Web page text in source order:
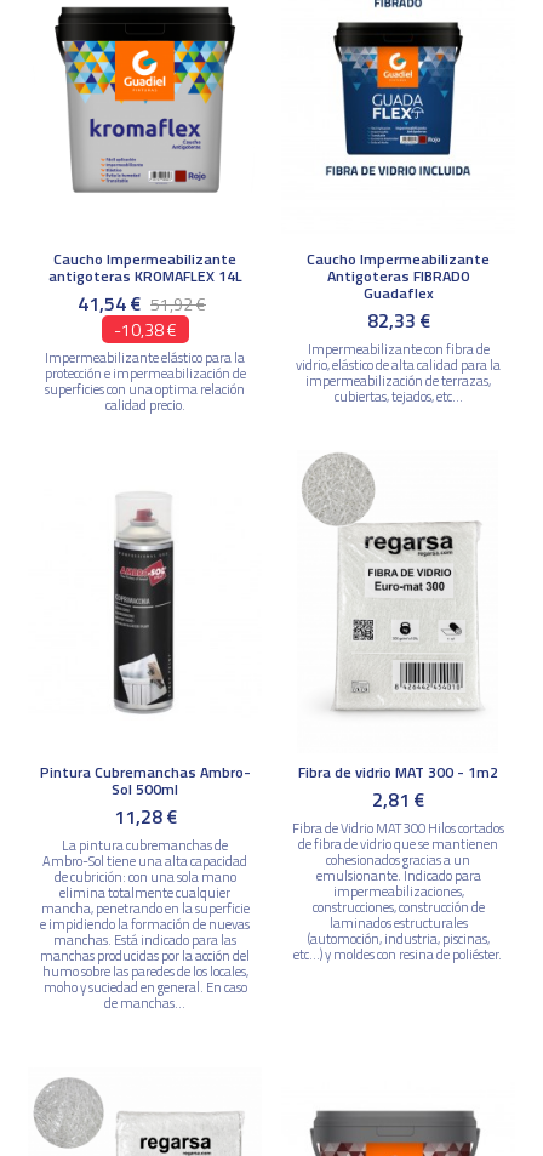
Caucho Impermeabilizante
antigoteras KROMAFLEX 14L
41,54 € 51,92 €
-10,38 €
Impermeabilizante elástico para la
protección e impermeabilización de
superficies con una optima relación
calidad precio.
Caucho Impermeabilizante
Antigoteras FIBRADO
Guadaflex
82,33 €
Impermeabilizante con fibra de
vidrio, elástico de alta calidad para la
impermeabilización de terrazas,
cubiertas, tejados, etc...
Pintura Cubremanchas Ambro-
Sol 500ml
11,28 €
La pintura cubremanchas de
Ambro-Sol tiene una alta capacidad
de cubrición: con una sola mano
elimina totalmente cualquier
mancha, penetrando en la superficie
e impidiendo la formación de nuevas
manchas. Está indicado para las
manchas producidas por la acción del
humo sobre las paredes de los locales,
moho y suciedad en general. En caso
de manchas...
Fibra de vidrio MAT 300 - 1m2
2,81 €
Fibra de Vidrio MAT 300 Hilos cortados
de fibra de vidrio que se mantienen
cohesionados gracias a un
emulsionante. Indicado para
impermeabilizaciones,
construcciones, construcción de
laminados estructurales
(automoción, industria, piscinas,
etc...) y moldes con resina de poliéster.